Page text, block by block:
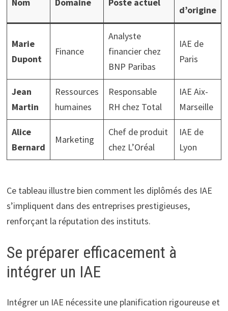
d’origine
Marie
Dupont
Finance
Analyste
financier chez
BNP Paribas
IAE de
Paris
Jean
Martin
Ressources
humaines
Responsable
RH chez Total
IAE Aix-
Marseille
Alice
Bernard
Marketing
Chef de produit
chez L’Oréal
IAE de
Lyon
Ce tableau illustre bien comment les diplômés des IAE
s’impliquent dans des entreprises prestigieuses,
renforçant la réputation des instituts.
Se préparer efficacement à
intégrer un IAE
Intégrer un IAE nécessite une planification rigoureuse et